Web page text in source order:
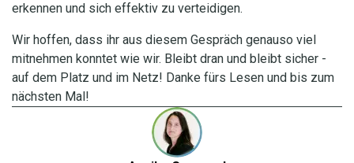
erkennen und sich effektiv zu verteidigen.
Wir hoffen, dass ihr aus diesem Gespräch genauso viel
mitnehmen konntet wie wir. Bleibt dran und bleibt sicher -
auf dem Platz und im Netz! Danke fürs Lesen und bis zum
nächsten Mal!